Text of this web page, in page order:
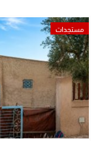
مستجدات